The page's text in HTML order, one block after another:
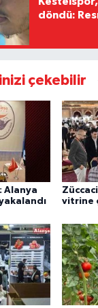
döndü:
çekebilir
Alanya
vitrine